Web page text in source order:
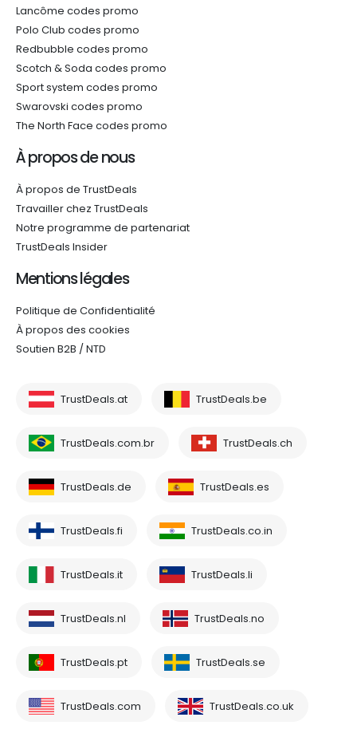
Lancôme codes promo
Polo Club codes promo
Redbubble codes promo
Scotch & Soda codes promo
Sport system codes promo
Swarovski codes promo
The North Face codes promo
À propos de nous
À propos de TrustDeals
Travailler chez TrustDeals
Notre programme de partenariat
TrustDeals Insider
Mentions légales
Politique de Confidentialité
À propos des cookies
Soutien B2B / NTD
TrustDeals.at TrustDeals.be
TrustDeals.com.br TrustDeals.ch
TrustDeals.de TrustDeals.es
TrustDeals.fi TrustDeals.co.in
TrustDeals.it TrustDeals.li
TrustDeals.nl TrustDeals.no
TrustDeals.pt TrustDeals.se
TrustDeals.com TrustDeals.co.uk